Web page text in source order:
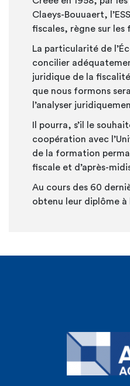
Claeys-Bouuaert,
fiscales, règne sur
La particularité de
concilier
juridique de la
que nous formons
l’analyser
Il pourra, s’il le
coopération avec
de la formation
fiscale et d’après-
Au cours des 60
obtenu leur diplôme à